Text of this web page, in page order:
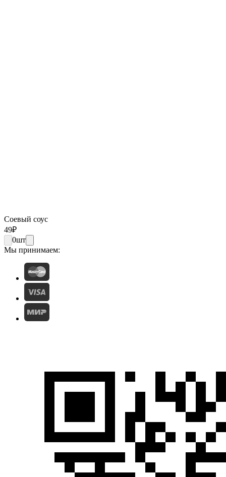
Соевый соус
49₽
0шт
Мы принимаем: